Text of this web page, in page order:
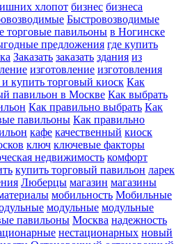
хлопот бизнес бизнеса
Быстровозводимые
торговые павильоны в Ногинске
предложения где купить
Заказать заказать здания из
изготовление изготовления
купить торговый киоск Как
павильон в Москве Как выбрать
Как правильно выбрать Как
павильоны Как правильно
кафе качественный киоск
ключ ключевые факторы
недвижимость комфорт
купить торговый павильон ларек
Люберцы магазин магазины
мобильность Мобильные
модульные модульные
павильоны Москва надежность
нестационарных новый